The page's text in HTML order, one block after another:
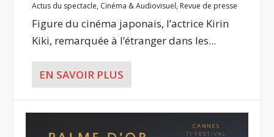
Actus du spectacle, Cinéma & Audiovisuel, Revue de presse
Figure du cinéma japonais, l’actrice Kirin
Kiki, remarquée à l’étranger dans les...
EN SAVOIR PLUS